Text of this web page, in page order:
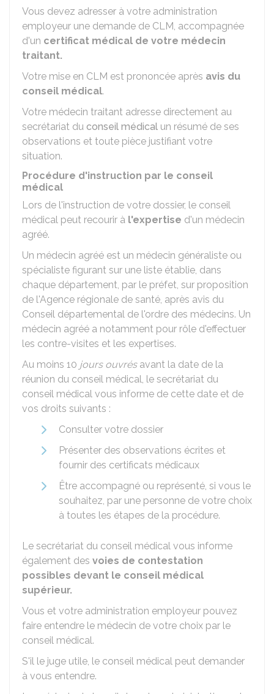
Vous devez adresser à votre administration
employeur une demande de CLM, accompagnée
d'un certificat médical de votre médecin
traitant.
Votre mise en CLM est prononcée après avis du
conseil médical.
Votre médecin traitant adresse directement au
secrétariat du conseil médical un résumé de ses
observations et toute pièce justifiant votre
situation.
Procédure d'instruction par le conseil
médical
Lors de l'instruction de votre dossier, le conseil
médical peut recourir à l'expertise d'un médecin
agréé.
Un médecin agréé est un médecin généraliste ou
spécialiste figurant sur une liste établie, dans
chaque département, par le préfet, sur proposition
de l'Agence régionale de santé, après avis du
Conseil départemental de l'ordre des médecins. Un
médecin agréé a notamment pour rôle d'effectuer
les contre-visites et les expertises.
Au moins 10 jours ouvrésavant la date de la
réunion du conseil médical, le secrétariat du
conseil médical vous informe de cette date et de
vos droits suivants :
Consulter votre dossier
Présenter des observations écrites et
fournir des certificats médicaux
Être accompagné ou représenté, si vous le
souhaitez, par une personne de votre choix
à toutes les étapes de la procédure.
Le secrétariat du conseil médical vous informe
également des voies de contestation
possibles devant le conseil médical
supérieur.
Vous et votre administration employeur pouvez
faire entendre le médecin de votre choix par le
conseil médical.
S'il le juge utile, le conseil médical peut demander
à vous entendre.